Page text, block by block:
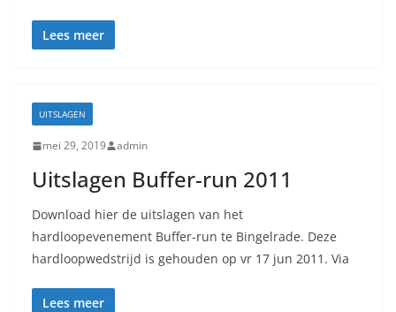
Lees meer
UITSLAGEN
mei 29, 2019 admin
Uitslagen Buffer-run 2011
Download hier de uitslagen van het
hardloopevenement Buffer-run te Bingelrade. Deze
hardloopwedstrijd is gehouden op vr 17 jun 2011. Via
Lees meer